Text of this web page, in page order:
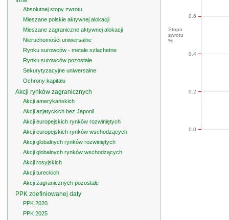
Stopa
zwrotu
%
0.0
0.2
0.4
0.6
Absolutnej stopy zwrotu
Mieszane polskie aktywnej alokacji
Mieszane zagraniczne aktywnej alokacji
Nieruchomości uniwersalne
Rynku surowców - metale szlachetne
Rynku surowców pozostałe
Sekurytyzacyjne uniwersalne
Ochrony kapitału
Akcji rynków zagranicznych
Akcji amerykańskich
Akcji azjatyckich bez Japonii
Akcji europejskich rynków rozwiniętych
Akcji europejskich rynków wschodzących
Akcji globalnych rynków rozwiniętych
Akcji globalnych rynków wschodzących
Akcji rosyjskich
Akcji tureckich
Akcji zagranicznych pozostałe
PPK zdefiniowanej daty
PPK 2020
PPK 2025